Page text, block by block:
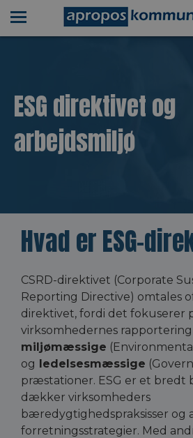
ESG direktivet og
arbejdsmiljø
Hvad er ESG-
CSRD-direktivet (Corporate
Reporting Directive) omtales
direktivet, fordi det fokuserer
virksomhedernes
miljømæssige
og ledelsesmæssige
præstationer. ESG er et bredt
dækker virksomheders
bæredygtighedspraksisser og
forretningsstrategier. Med